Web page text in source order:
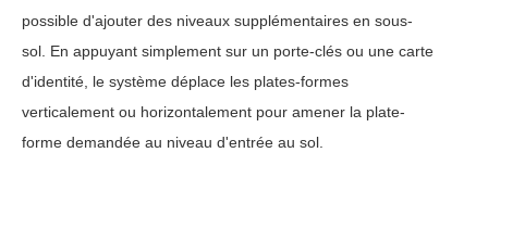
possible d'ajouter des niveaux supplémentaires en sous-
sol. En appuyant simplement sur un porte-clés ou une carte
d'identité, le système déplace les plates-formes
verticalement ou horizontalement pour amener la plate-
forme demandée au niveau d'entrée au sol.